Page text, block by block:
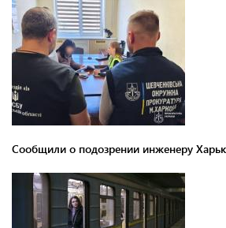
Сообщили о подозрении инженеру